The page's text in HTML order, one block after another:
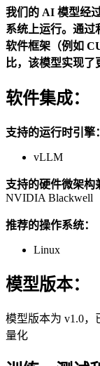
我们的 AI 模型经
系统上运行。通过
软件框架（例如
比，该模型实现了
软件集成：
支持的运行时引擎：
vLLM
支持的硬件微架构
NVIDIA Blackwell
推荐的操作系统：
Linux
模型版本：
模型版本为 v1.0，
量化